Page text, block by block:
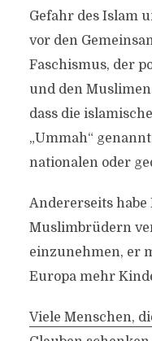
Gefahr des Islam
vor den
Faschismus, der
und den
dass die
„Ummah“
nationalen oder
Andererseits
Muslimbrüdern
einzunehmen, er
Europa mehr
Viele Menschen,